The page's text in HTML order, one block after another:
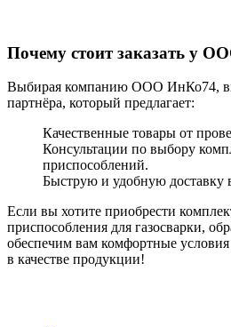
Почему стоит заказать у
Выбирая компанию ООО ИнКо74,
партнёра, который предлагает:
Качественные товары от
Консультации по выбору
приспособлений.
Быструю и удобную доставку
Если вы хотите приобрести
приспособления для газосварки,
обеспечим вам комфортные
в качестве продукции!